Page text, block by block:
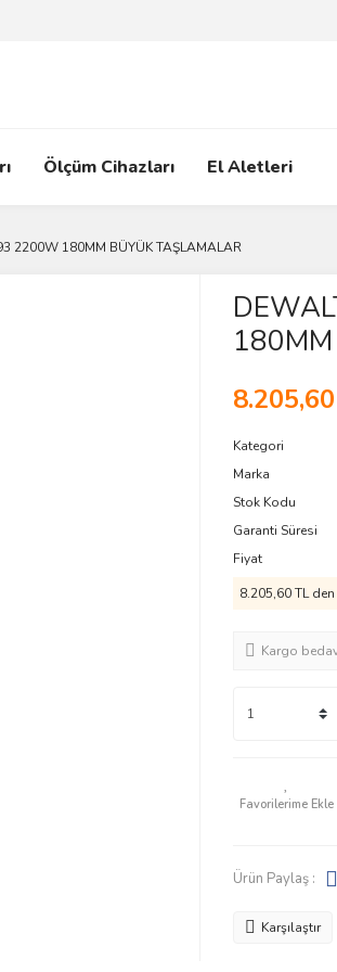
Ölçüm Cihazları El Aletleri
2200W 180MM BÜYÜK TAŞLAMALAR
Kategori
Marka
Stok Kodu
Garanti Süresi
Fiyat
8.205,60 TL
Kargo
Ürün Paylaş :
Karşılaştır